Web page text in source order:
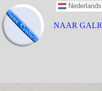
NAAR
Nederlands